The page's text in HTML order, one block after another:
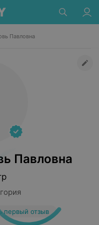
Павловна
Павловна
первый отзыв